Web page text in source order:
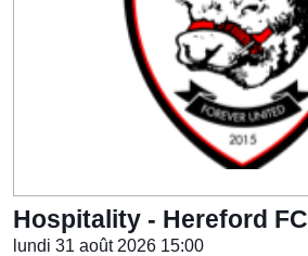
Hospitality - Hereford FC
lundi 31 août 2026 15:00